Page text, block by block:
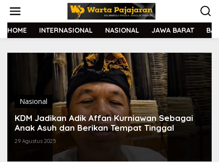
t
HOME INTERNASIONAL NASIONAL JAWA BARAT
Nasional
KDM Jadikan Adik Affan Kurniawan Sebagai
Anak Asuh dan Berikan Tempat Tinggal
29 Agustus 2025